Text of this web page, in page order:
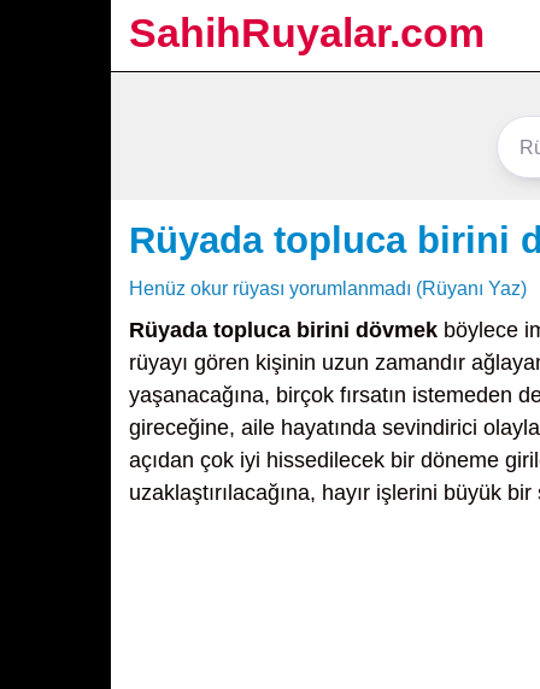
SahihRuyalar.com
Rüyada topluca birini
Henüz okur rüyası yorumlanmadı (Rüyanı Yaz)
Rüyada topluca birini dövmek böylece
rüyayı gören kişinin uzun zamandır
yaşanacağına, birçok fırsatın istemeden
gireceğine, aile hayatında sevindirici
açıdan çok iyi hissedilecek bir döneme
uzaklaştırılacağına, hayır işlerini büyük